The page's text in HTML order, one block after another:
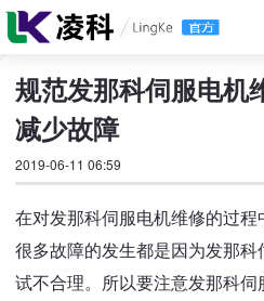
规范发那科伺服电机
减少故障
2019-06-11 06:59
在对发那科伺服电机维修的过
很多故障的发生都是因为发那
试不合理。所以要注意发那科伺